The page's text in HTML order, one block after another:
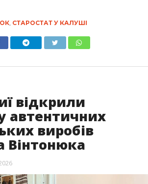
, СТАРОСТАТ У КАЛУШІ
відкрили
автентичних
виробів
Вінтонюка